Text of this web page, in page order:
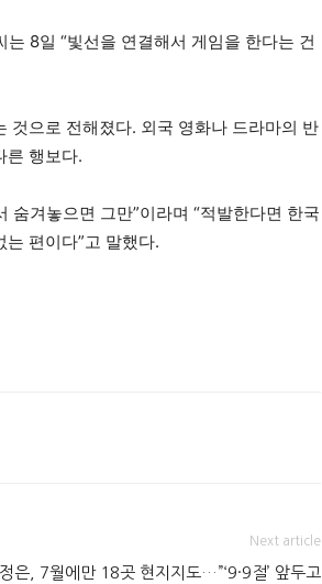
8일 “빛선을 연결해서 게임을 한다는 건
것으로 전해졌다. 외국 영화나 드라마의 반
른 행보다.
숨겨놓으면 그만”이라며 “적발한다면 한국
편이다”고 말했다.
Next article
은, 7월에만 18곳 현지지도…”‘9·9절’ 앞두고